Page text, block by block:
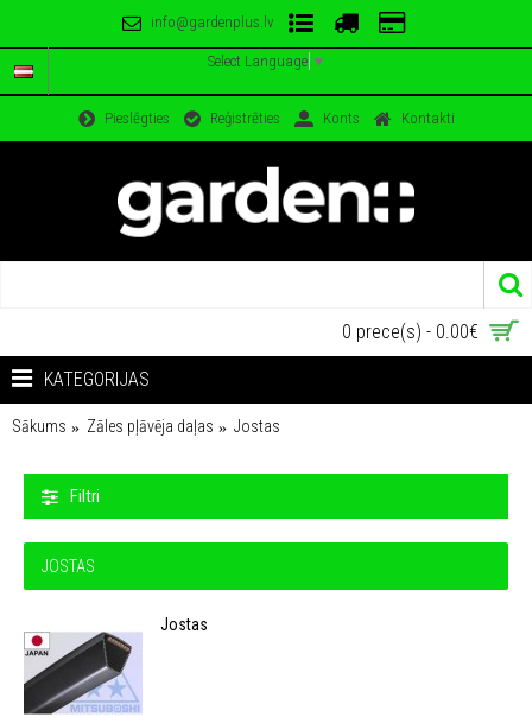
info@gardenplus.lv
Select Language ▼
Pieslēgties Reģistrēties Konts Kontakti
0 prece(s) - 0.00€
KATEGORIJAS
Sākums Zāles pļāvēja daļas Jostas
Filtri
JOSTAS
Jostas